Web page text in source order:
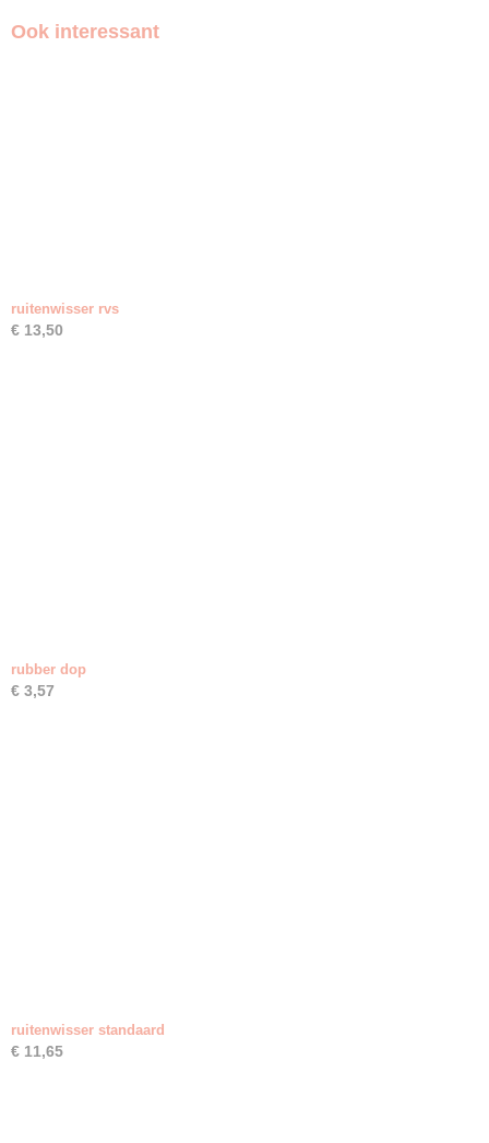
Ook interessant
ruitenwisser rvs
€ 13,50
rubber dop
€ 3,57
ruitenwisser standaard
€ 11,65